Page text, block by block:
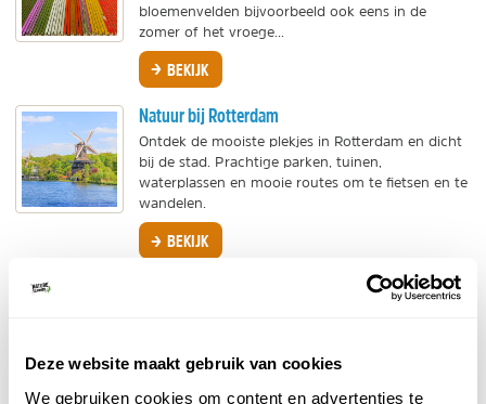
Deze website maakt gebruik van cookies
We gebruiken cookies om content en advertenties te
bloemenvelden bijvoorbeeld ook eens in de
zomer of het vroege...
BEKIJK
Natuur bij Rotterdam
Ontdek de mooiste plekjes in Rotterdam en dicht
bij de stad. Prachtige parken, tuinen,
waterplassen en mooie routes om te fietsen en te
wandelen.
BEKIJK
geweldige...